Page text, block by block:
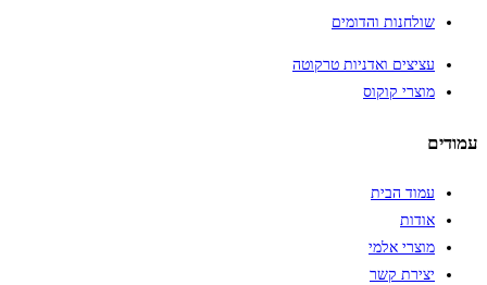
שולחנות והדומים
עציצים ואדניות טרקוטה
מוצרי קוקוס
עמודים
עמוד הבית
אודות
מוצרי אלמי
יצירת קשר